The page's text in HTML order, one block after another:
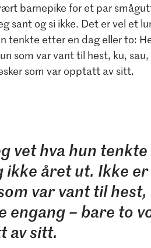
barnepike for et par
sant og si ikke. Det er vel et
tenkte etter en dag eller to:
som var vant til hest, ku,
som var opptatt av sitt.
vet hva hun
ikke året ut. Ikke
var vant til
engang – bare to
av sitt.